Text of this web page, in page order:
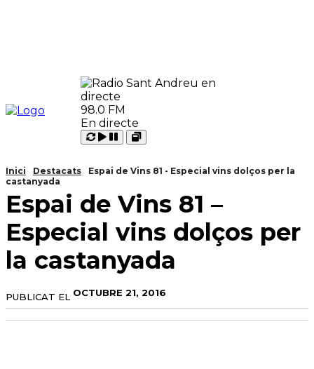
98.0 FM
En directe
Carregant
Reproduir
Pausar
Open
Inici Destacats
Espai de Vins 81 - Especial vins dolços per la
castanyada
Espai de Vins 81 –
Especial vins dolços per
la castanyada
PUBLICAT EL OCTUBRE 21, 2016